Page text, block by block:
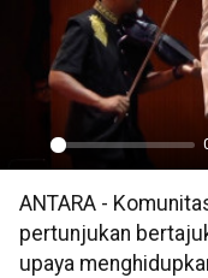
Play
ANTARA -
pertunjukan
upaya